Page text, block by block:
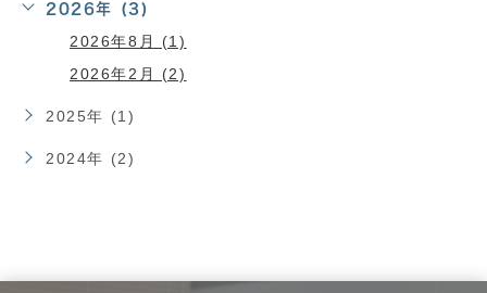
2026年 (3)
2026年8月 (1)
2026年2月 (2)
2025年 (1)
2024年 (2)